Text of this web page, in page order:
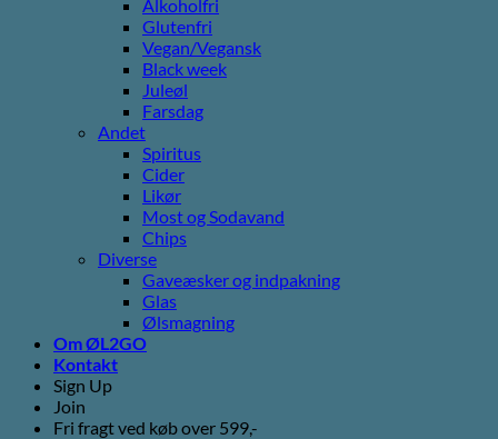
Alkoholfri
Glutenfri
Vegan/Vegansk
Black week
Juleøl
Farsdag
Andet
Spiritus
Cider
Likør
Most og Sodavand
Chips
Diverse
Gaveæsker og indpakning
Glas
Ølsmagning
Om ØL2GO
Kontakt
Sign Up
Join
Fri fragt ved køb over 599,-